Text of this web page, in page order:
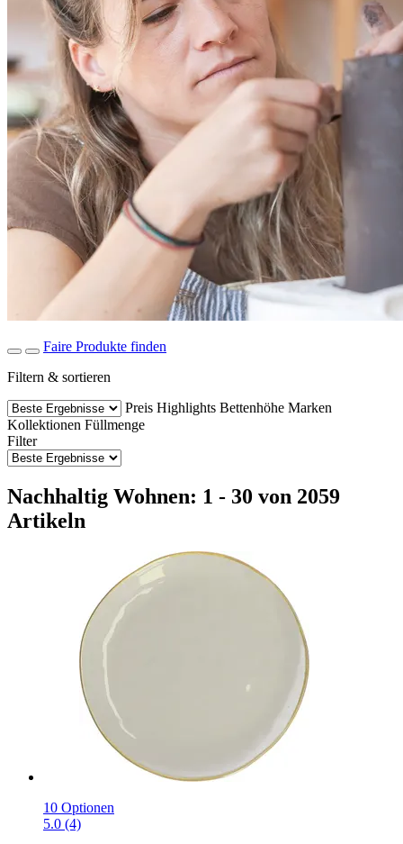
Faire Produkte finden
Filtern & sortieren
Preis Highlights Bettenhöhe Marken
Kollektionen Füllmenge
Filter
Nachhaltig Wohnen: 1 - 30 von 2059
Artikeln
10 Optionen
5.0 (4)